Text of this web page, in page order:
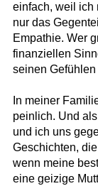
einfach, weil ich
nur das
Empathie. Wer
finanziellen
seinen Gefühlen
In meiner
peinlich. Und
und ich uns
Geschichten,
wenn meine
eine geizige